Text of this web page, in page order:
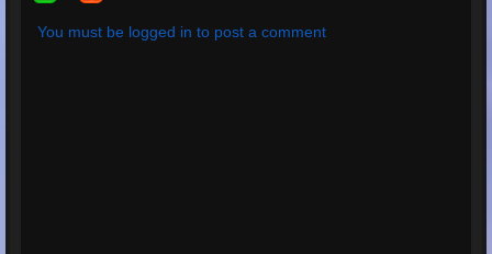
You must be logged in to post a comment